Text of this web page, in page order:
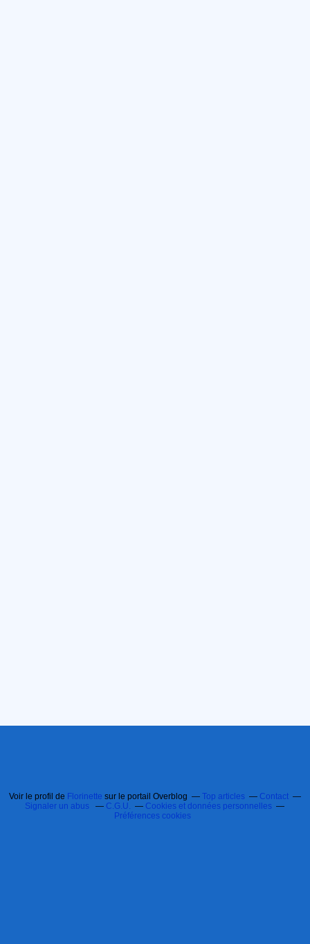
Voir le profil de Florinette sur le portail Overblog Top articles
Contact
Signaler un abus
C.G.U.
Cookies et données personnelles
Préférences cookies